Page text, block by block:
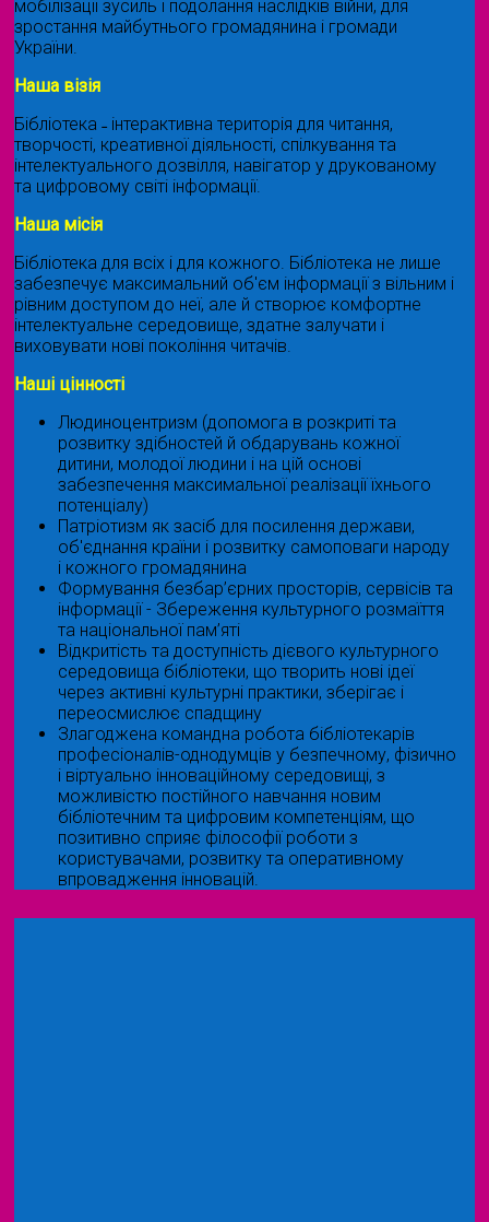
мобілізації зусиль і подолання наслідків війни, для
зростання майбутнього громадянина і громади
України.
Наша візія
Бібліотека ˗ інтерактивна територія для читання,
творчості, креативної діяльності, спілкування та
інтелектуального дозвілля, навігатор у друкованому
та цифровому світі інформації.
Наша місія
Бібліотека для всіх і для кожного. Бібліотека не лише
забезпечує максимальний об'єм інформації з вільним і
рівним доступом до неї, але й створює комфортне
інтелектуальне середовище, здатне залучати і
виховувати нові покоління читачів.
Наші цінності
Людиноцентризм (допомога в розкриті та
розвитку здібностей й обдарувань кожної
дитини, молодої людини і на цій основі
забезпечення максимальної реалізації їхнього
потенціалу)
Патріотизм як засіб для посилення держави,
об'єднання країни і розвитку самоповаги народу
і кожного громадянина
Формування безбар’єрних просторів, сервісів та
інформації - Збереження культурного розмаїття
та національної пам’яті
Відкритість та доступність дієвого культурного
середовища бібліотеки, що творить нові ідеї
через активні культурні практики, зберігає і
переосмислює спадщину
Злагоджена командна робота бібліотекарів
професіоналів-однодумців у безпечному, фізично
і віртуально інноваційному середовищі, з
можливістю постійного навчання новим
бібліотечним та цифровим компетенціям, що
позитивно сприяє філософії роботи з
користувачами, розвитку та оперативному
впровадження інновацій.